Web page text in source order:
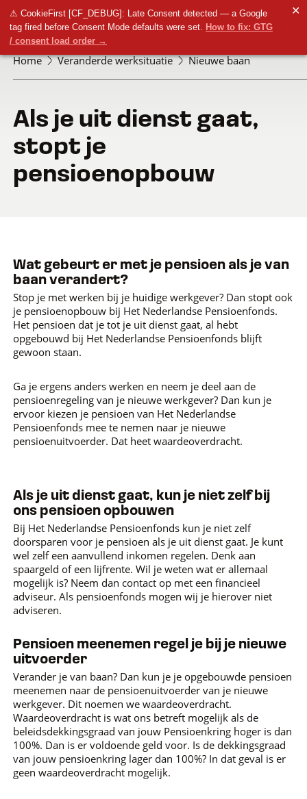
⚠ CookieFirst [CF_DEBUG]: Late Consent detected — a Google
tag fired before Consent Mode defaults were set. How to fix: GTG
/ consent load order →
✕
Home Veranderde werksituatie Nieuwe baan
Als je uit dienst gaat,
stopt je
pensioenopbouw
Wat gebeurt er met je pensioen als je van
baan verandert?
Stop je met werken bij je huidige werkgever? Dan stopt ook
je pensioenopbouw bij Het Nederlandse Pensioenfonds.
Het pensioen dat je tot je uit dienst gaat, al hebt
opgebouwd bij Het Nederlandse Pensioenfonds blijft
gewoon staan.
Ga je ergens anders werken en neem je deel aan de
pensioenregeling van je nieuwe werkgever? Dan kun je
ervoor kiezen je pensioen van Het Nederlandse
Pensioenfonds mee te nemen naar je nieuwe
pensioenuitvoerder. Dat heet waardeoverdracht.
Als je uit dienst gaat, kun je niet zelf bij
ons pensioen opbouwen
Bij Het Nederlandse Pensioenfonds kun je niet zelf
doorsparen voor je pensioen als je uit dienst gaat. Je kunt
wel zelf een aanvullend inkomen regelen. Denk aan
spaargeld of een lijfrente. Wil je weten wat er allemaal
mogelijk is? Neem dan contact op met een financieel
adviseur. Als pensioenfonds mogen wij je hierover niet
adviseren.
Pensioen meenemen regel je bij je nieuwe
uitvoerder
Verander je van baan? Dan kun je je opgebouwde pensioen
meenemen naar de pensioenuitvoerder van je nieuwe
werkgever. Dit noemen we waardeoverdracht.
Waardeoverdracht is wat ons betreft mogelijk als de
beleidsdekkingsgraad van jouw Pensioenkring hoger is dan
100%. Dan is er voldoende geld voor. Is de dekkingsgraad
van jouw pensioenkring lager dan 100%? In dat geval is er
geen waardeoverdracht mogelijk.